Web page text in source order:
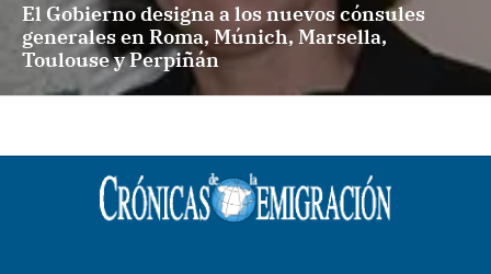
El Gobierno designa a los nuevos cónsules
generales en Roma, Múnich, Marsella,
Toulouse y Perpiñán